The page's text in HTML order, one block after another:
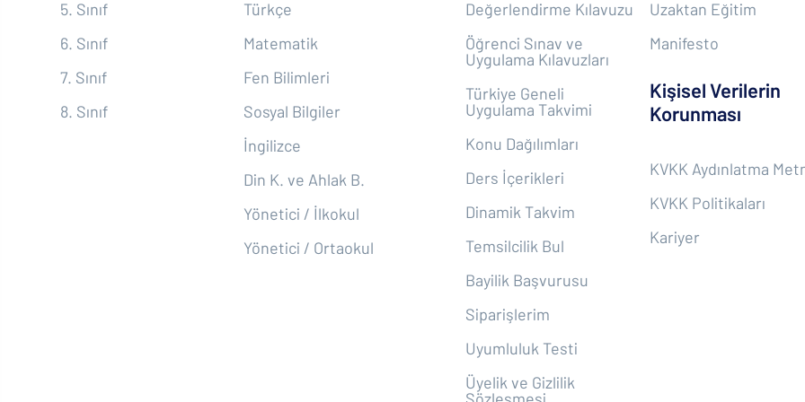
5. Sınıf
6. Sınıf
7. Sınıf
8. Sınıf
Türkçe
Matematik
Fen Bilimleri
Sosyal Bilgiler
İngilizce
Din K. ve Ahlak B.
Yönetici / İlkokul
Yönetici / Ortaokul
Değerlendirme Kılavuzu
Öğrenci Sınav ve
Uygulama Kılavuzları
Türkiye Geneli
Uygulama Takvimi
Konu Dağılımları
Ders İçerikleri
Dinamik Takvim
Temsilcilik Bul
Bayilik Başvurusu
Siparişlerim
Uyumluluk Testi
Üyelik ve Gizlilik
Uzaktan Eğitim
Manifesto
Kişisel Verilerin
Korunması
KVKK Aydınlatma
KVKK Politikaları
Kariyer